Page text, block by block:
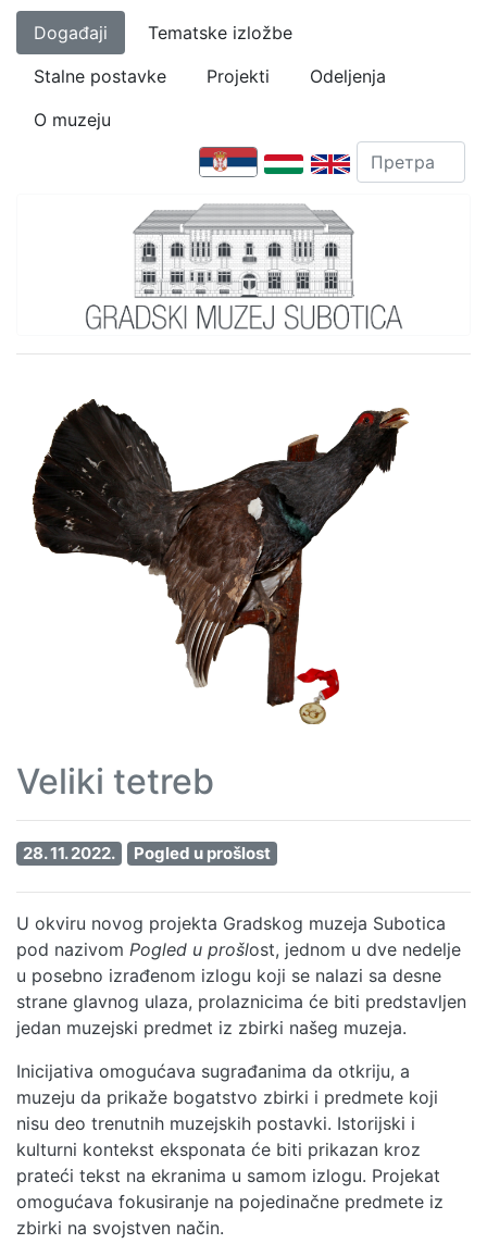
Događaji
Tematske izložbe
Stalne postavke
Projekti
Odeljenja
O muzeju
Veliki tetreb
28. 11. 2022. Pogled u prošlost
U okviru novog projekta Gradskog muzeja Subotica
pod nazivom Pogled u prošlost, jednom u dve nedelje
u posebno izrađenom izlogu koji se nalazi sa desne
strane glavnog ulaza, prolaznicima će biti predstavljen
jedan muzejski predmet iz zbirki našeg muzeja.
Inicijativa omogućava sugrađanima da otkriju, a
muzeju da prikaže bogatstvo zbirki i predmete koji
nisu deo trenutnih muzejskih postavki. Istorijski i
kulturni kontekst eksponata će biti prikazan kroz
prateći tekst na ekranima u samom izlogu. Projekat
omogućava fokusiranje na pojedinačne predmete iz
zbirki na svojstven način.